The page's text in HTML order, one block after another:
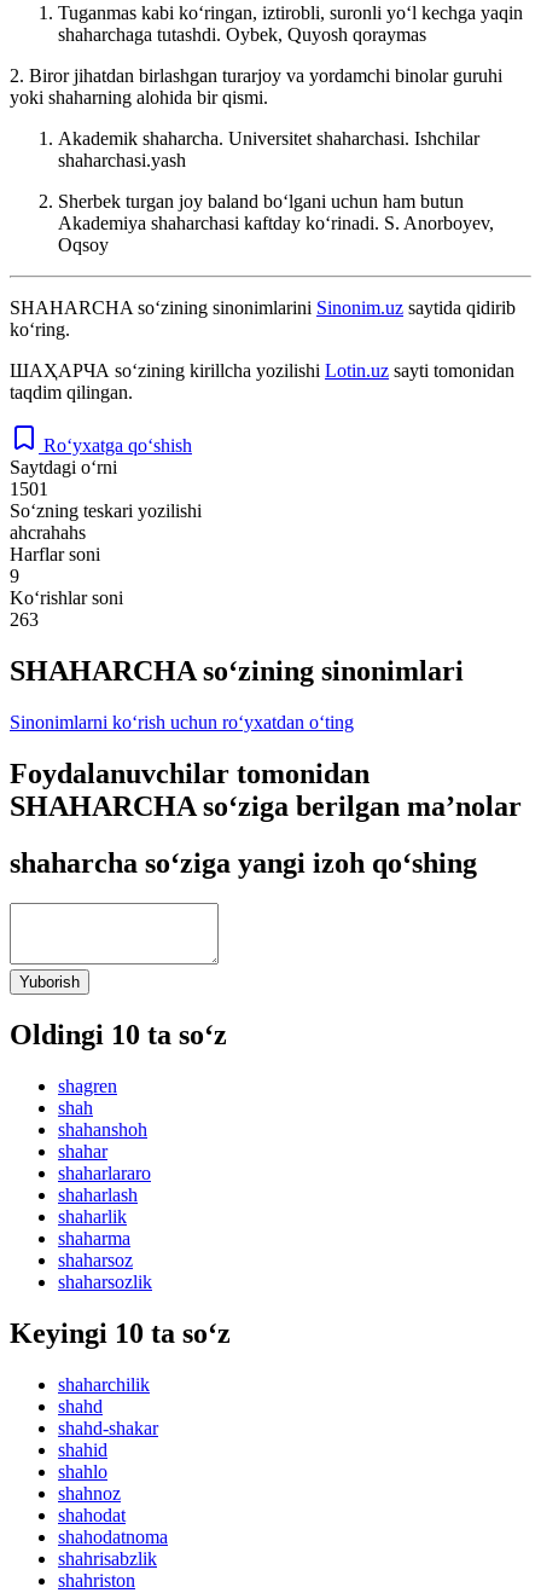
Tuganmas kabi koʻringan, iztirobli, suronli yoʻl kechga yaqin
shaharchaga tutashdi. Oybek, Quyosh qoraymas
2. Biror jihatdan birlashgan turarjoy va yordamchi binolar guruhi
yoki shaharning alohida bir qismi.
Akademik shaharcha. Universitet shaharchasi. Ishchilar
shaharchasi.yash
Sherbek turgan joy baland boʻlgani uchun ham butun
Akademiya shaharchasi kaftday koʻrinadi. S. Anorboyev,
Oqsoy
SHAHARCHA so‘zining sinonimlarini Sinonim.uz saytida qidirib
ko‘ring.
ШАҲАРЧА so‘zining kirillcha yozilishi Lotin.uz sayti tomonidan
taqdim qilingan.
Ro‘yxatga qo‘shish
Saytdagi o‘rni
1501
So‘zning teskari yozilishi
ahcrahahs
Harflar soni
9
Ko‘rishlar soni
263
SHAHARCHA so‘zining sinonimlari
Sinonimlarni ko‘rish uchun ro‘yxatdan o‘ting
Foydalanuvchilar tomonidan
SHAHARCHA so‘ziga berilgan ma’nolar
shaharcha so‘ziga yangi izoh qo‘shing
Yuborish
Oldingi 10 ta so‘z
shagren
shah
shahanshoh
shahar
shaharlararo
shaharlash
shaharlik
shaharma
shaharsoz
shaharsozlik
Keyingi 10 ta so‘z
shaharchilik
shahd
shahd-shakar
shahid
shahlo
shahnoz
shahodat
shahodatnoma
shahrisabzlik
shahriston